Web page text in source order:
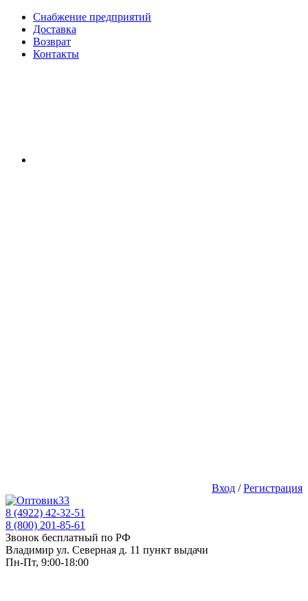
Снабжение предприятий
Доставка
Возврат
Контакты
Вход /Регистрация
8 (4922) 42-32-51
8 (800) 201-85-61
Звонок бесплатный по РФ
Владимир ул. Северная д. 11 пункт выдачи
Пн-Пт, 9:00-18:00